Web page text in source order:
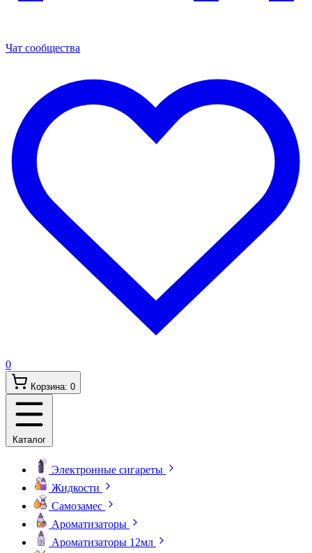
Чат сообщества
0
Корзина: 0
Каталог
Электронные сигареты
Жидкости
Самозамес
Ароматизаторы
Ароматизаторы 12мл